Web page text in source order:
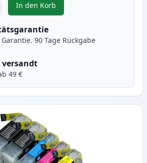
Tasten, um anzupassen
In den Korb
, 10 stück Brother LC1240
Garantie. 90 Tage Rückgabe
versandt
49 €